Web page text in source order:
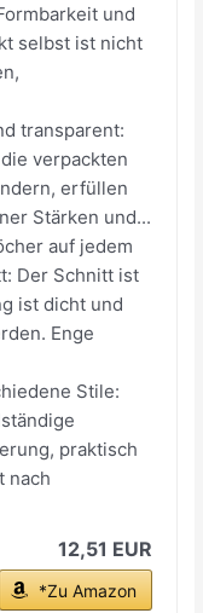
und
selbst ist nicht
transparent:
verpackten
erfüllen
Stärken und...
auf jedem
Der Schnitt ist
ist dicht und
Enge
Stile:
praktisch
nach
12,51 EUR
*Zu Amazon